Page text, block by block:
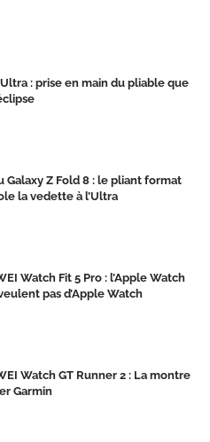
: prise en main du pliable que
Galaxy Z Fold 8 : le pliant format
la vedette à l’Ultra
Watch Fit 5 Pro : l’Apple Watch
pas d’Apple Watch
Watch GT Runner 2 : La montre
Garmin